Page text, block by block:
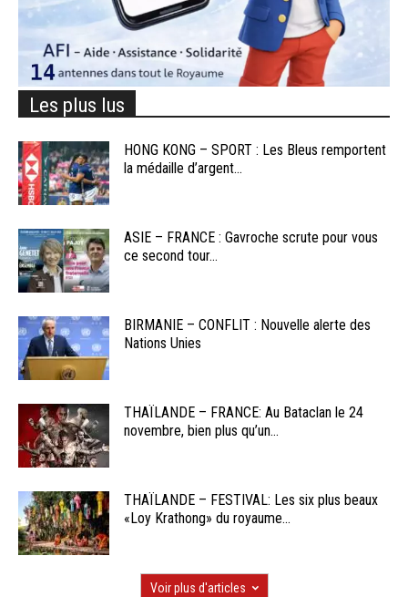
Les plus lus
HONG KONG – SPORT : Les Bleus remportent
la médaille d’argent...
ASIE – FRANCE : Gavroche scrute pour vous
ce second tour...
BIRMANIE – CONFLIT : Nouvelle alerte des
Nations Unies
THAÏLANDE – FRANCE: Au Bataclan le 24
novembre, bien plus qu’un...
THAÏLANDE – FESTIVAL: Les six plus beaux
«Loy Krathong» du royaume...
Voir plus d'articles